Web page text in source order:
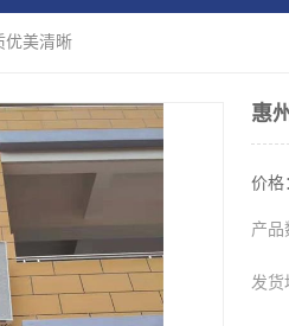
优美清晰
惠
价格
产品
发货